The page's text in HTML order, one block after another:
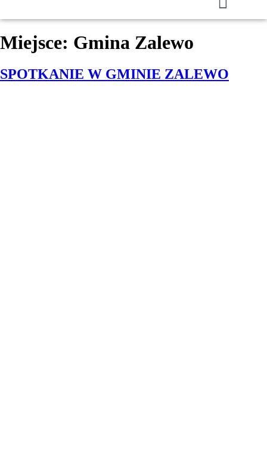
Miejsce: Gmina Zalewo
SPOTKANIE W GMINIE ZALEWO